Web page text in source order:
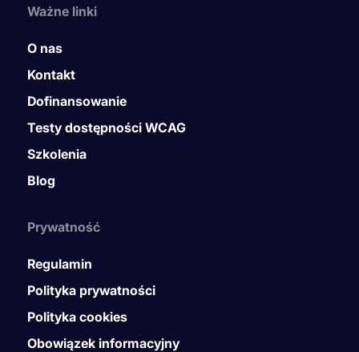
Ważne linki
O nas
Kontakt
Dofinansowanie
Testy dostępności WCAG
Szkolenia
Blog
Prywatność
Regulamin
Polityka prywatności
Polityka cookies
Obowiązek informacyjny